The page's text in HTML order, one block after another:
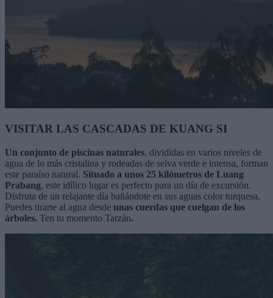
VISITAR LAS CASCADAS DE KUANG SI
Un conjunto de piscinas naturales, divididas en varios niveles de
agua de lo más cristalina y rodeadas de selva verde e intensa, forman
este paraíso natural. Situado a unos 25 kilómetros de Luang
Prabang, este idílico lugar es perfecto para un día de excursión.
Disfruta de un relajante día bañándote en sus aguas color turquesa.
Puedes tirarte al agua desde unas cuerdas que cuelgan de los
árboles. Ten tu momento Tarzán.